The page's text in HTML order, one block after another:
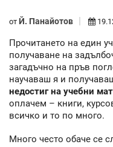
от Й. Панайотов
Прочитането на един
получаване на
загадъчно на пръв
научаваш я и
недостиг на учебни
оплачем – книги,
всичко и то по много.
Много често обаче се